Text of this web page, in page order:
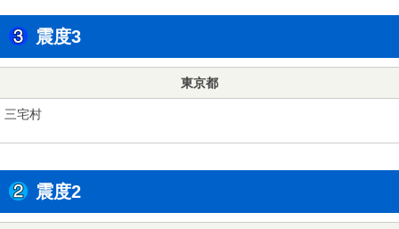
震度3
東京都
三宅村
震度2